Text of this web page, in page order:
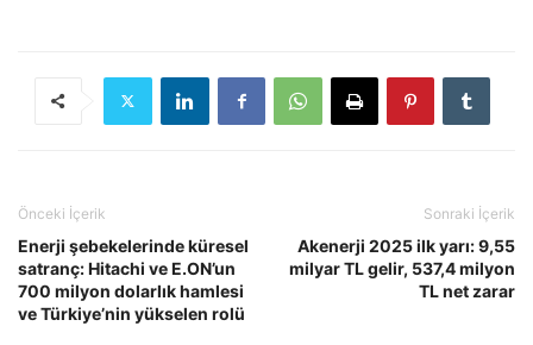
Önceki İçerik
Enerji şebekelerinde küresel
satranç: Hitachi ve E.ON’un
700 milyon dolarlık hamlesi
ve Türkiye’nin yükselen rolü
Sonraki İçerik
Akenerji 2025 ilk yarı: 9,55
milyar TL gelir, 537,4 milyon
TL net zarar